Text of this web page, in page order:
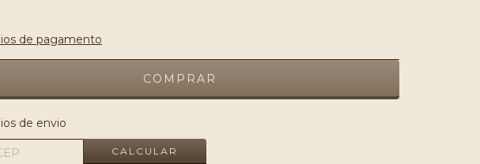
de pagamento
para o CEP:
de envio
CALCULAR